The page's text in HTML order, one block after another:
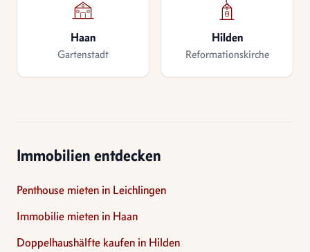
Haan
Gartenstadt
Hilden
Reformationskirche
Immobilien entdecken
Penthouse mieten in Leichlingen
Immobilie mieten in Haan
Doppelhaushälfte kaufen in Hilden